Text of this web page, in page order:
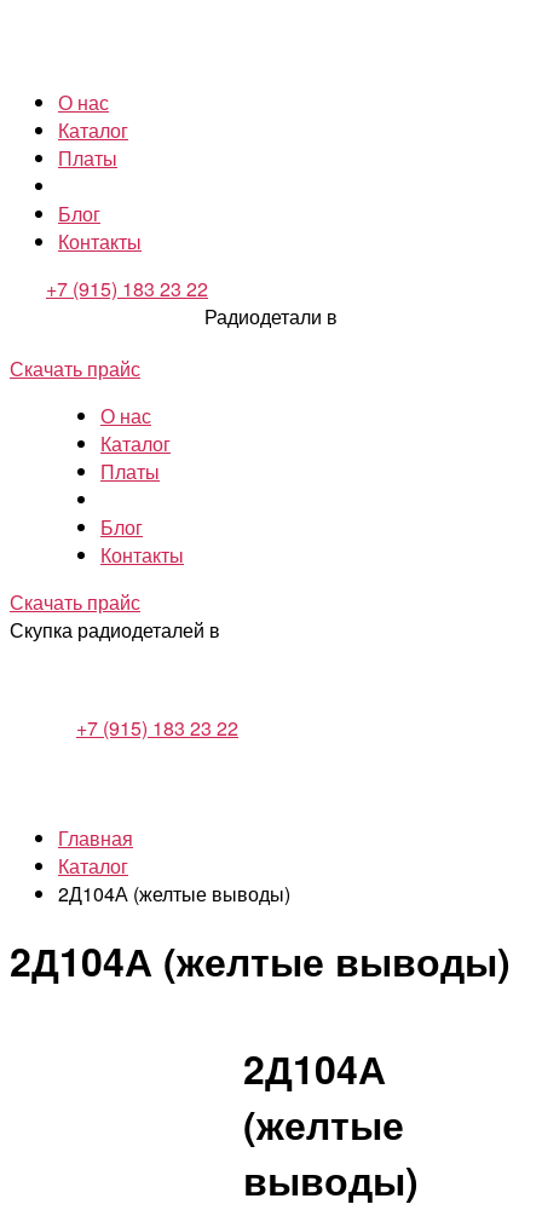
О нас
Каталог
Платы
Блог
Контакты
+7 (915) 183 23 22
Радиодетали в
Скачать прайс
О нас
Каталог
Платы
Блог
Контакты
Скачать прайс
Скупка радиодеталей в
+7 (915) 183 23 22
Главная
Каталог
2Д104А (желтые выводы)
2Д104А (желтые выводы)
2Д104А
(желтые
выводы)